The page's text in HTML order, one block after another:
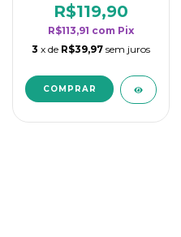
rendimento da
categoria - Flor de
Laranjeira
R$119,90
R$113,91 com Pix
3 x de R$39,97 sem juros